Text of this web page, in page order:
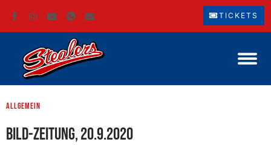
TICKETS
Allgemein
BILD-Zeitung, 20.9.2020